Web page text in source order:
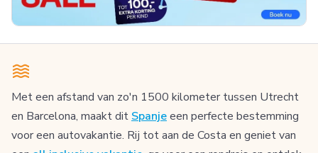
Met een afstand van zo'n 1500 kilometer tussen Utrecht
en Barcelona, maakt dit Spanjeeen perfecte bestemming
voor een autovakantie. Rij tot aan de Costa en geniet van